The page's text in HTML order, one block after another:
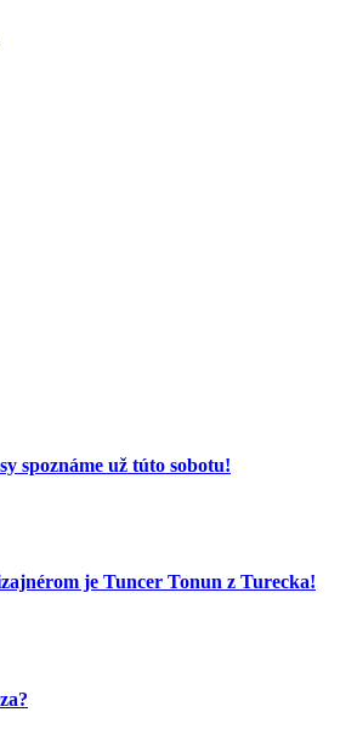
spoznáme už túto sobotu!
je Tuncer Tonun z Turecka!